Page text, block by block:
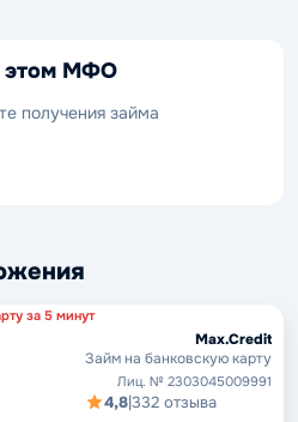
этом МФО
получения займа
за 5 минут
Max.Credit
Займ на банковскую карту
Лиц. № 2303045009991
4,8|332 отзыва